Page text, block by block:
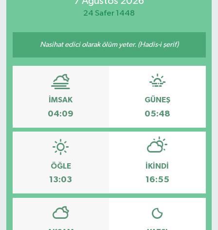
24 Safer 1448
Nasihat edici olarak ölüm yeter. (Hadis-i şerif)
İMSAK
04:09
GÜNEŞ
05:48
ÖĞLE
13:03
İKINDI
16:55
Özel
Resmi İlanlar
Siyaset
Yaşam
Yurttan